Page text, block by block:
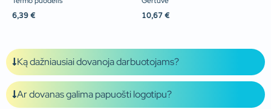
6,39 € 10,67 €
Ką dažniausiai dovanoja darbuotojams?
Ar dovanas galima papuošti logotipu?